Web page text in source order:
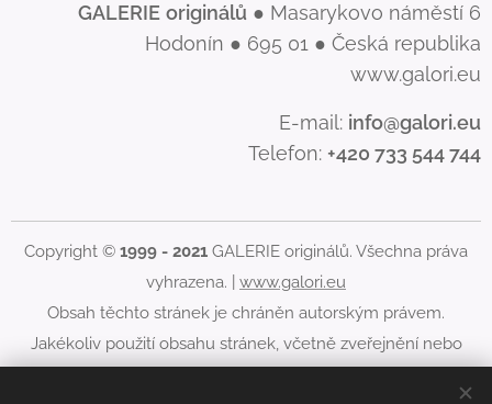
GALERIE originálů ● Masarykovo náměstí 6
Hodonín ● 695 01 ● Česká republika
www.galori.eu
E-mail: info@galori.eu
Telefon: +420 733 544 744
Copyright © 1999 - 2021 GALERIE originálů. Všechna práva
vyhrazena. | www.galori.eu
Obsah těchto stránek je chráněn autorským právem.
Jakékoliv použití obsahu stránek, včetně zveřejnění nebo